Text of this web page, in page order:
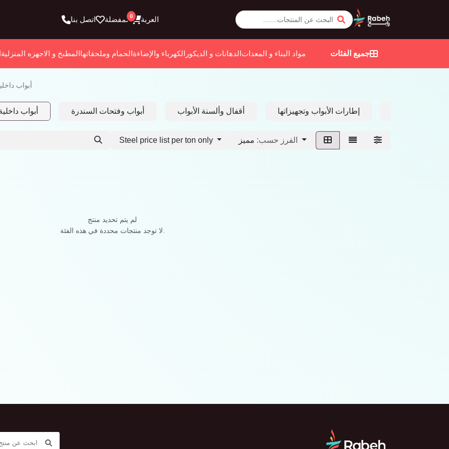
العربة 0المفضلة اتصل بنا
جميع الفئات مواد البناء و المعداتالدهانات و الديكور الكهرباء والإضاءةالحمام وملحقاتهاالمطبخ و الاجهزه المنزلية
أبواب
أبواب أبواب وفتحات السندرة أقفال وألسنة الأبواب إطارات الأبواب وتجهيزاتها
Steel price list per ton only الفرز حسب:
لم يتم تحديد منتج